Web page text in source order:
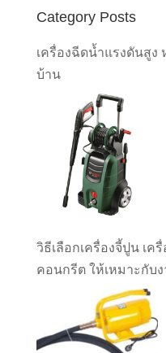
Category Posts
เครื่องฉีดน้ำแรงดันสู
บ้าน
วิธีเลือกเครื่องจี้ปูน เค
คอนกรีต ให้เหมาะกับ